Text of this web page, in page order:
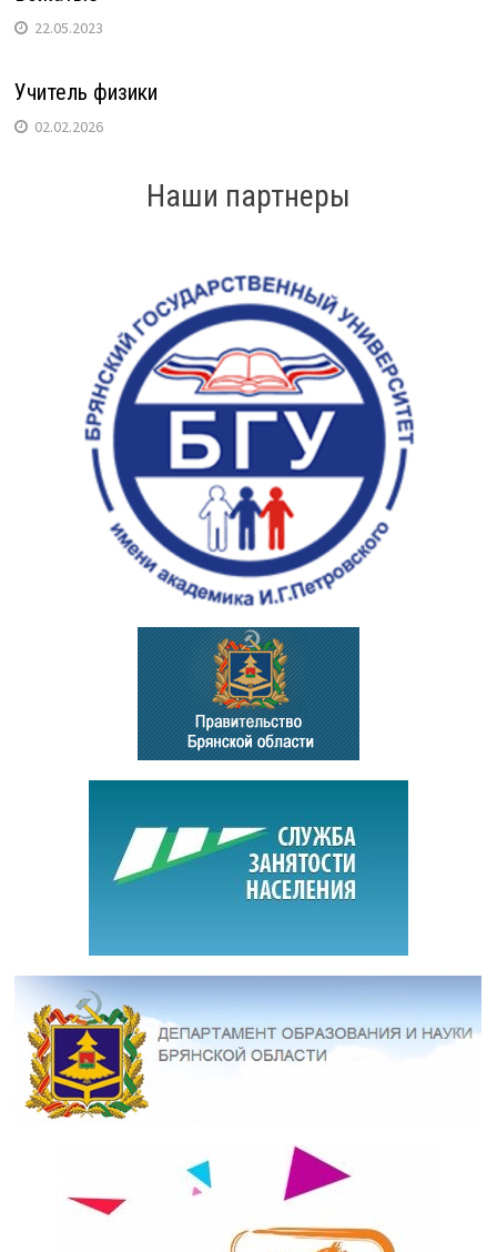
22.05.2023
Учитель физики
02.02.2026
Наши партнеры